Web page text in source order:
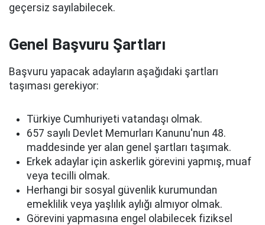
geçersiz sayılabilecek.
Genel Başvuru Şartları
Başvuru yapacak adayların aşağıdaki şartları
taşıması gerekiyor:
Türkiye Cumhuriyeti vatandaşı olmak.
657 sayılı Devlet Memurları Kanunu'nun 48.
maddesinde yer alan genel şartları taşımak.
Erkek adaylar için askerlik görevini yapmış, muaf
veya tecilli olmak.
Herhangi bir sosyal güvenlik kurumundan
emeklilik veya yaşlılık aylığı almıyor olmak.
Görevini yapmasına engel olabilecek fiziksel